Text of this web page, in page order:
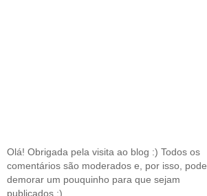
Olá! Obrigada pela visita ao blog :) Todos os
comentários são moderados e, por isso, pode
demorar um pouquinho para que sejam
publicados ;)